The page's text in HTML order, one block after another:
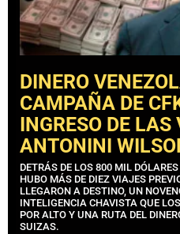
DINERO
CAMPAÑA DE
INGRESO DE
ANTONINI
DETRÁS DE LOS 800 MIL
HUBO MÁS DE DIEZ VIAJES
LLEGARON A DESTINO, UN
INTELIGENCIA CHAVISTA QUE
POR ALTO Y UNA RUTA DEL
SUIZAS.